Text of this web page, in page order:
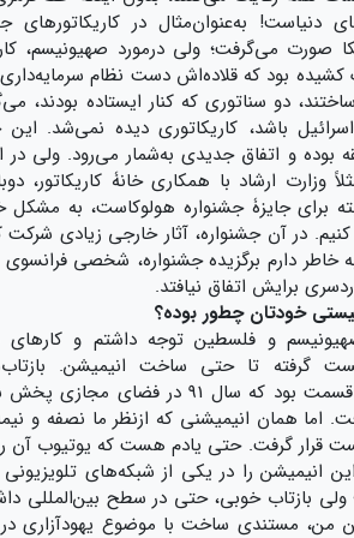
دنیاست! به‌عنوان‌مثال در کاریکاتورهای
صورت می‌گرفت؛ ولی درمورد صهیونیسم،
بود که قلاده‌اش دست نظام سرمایه‌داری
دو سناتوری که کنار ایستاده بودند،
باشد، کاریکاتوری دیده نمی‌شد.
بوده و اتفاق جدیدی به‌شمار می‌رود. ولی
برای جایزۀ جشنواره هولوکاست، به
کنیم. در آن جشنواره، آثار خارجی زیادی
خاطر دارم برگزیده جشنواره، شخصی
برایش اتفاق نیافتد.
خودتان چطور بوده؟
و فلسطین توجه داشتم و کارهای
گرفته تا حتی ساخت انیمیشن.
ضدصهیونیستی حدود 20 قسمت بود که
اما همان انیمیشنی که ازنظر ما نصفه و
قرار گرفت. حتی یادم هست که یوتیوب آن
انیمیشن را در یکی از شبکه‌ها‌ی
بازتاب خوبی، حتی در سطح بین‌المللی
من‌، مستندی ساخت با موضوع یهودآزاری در